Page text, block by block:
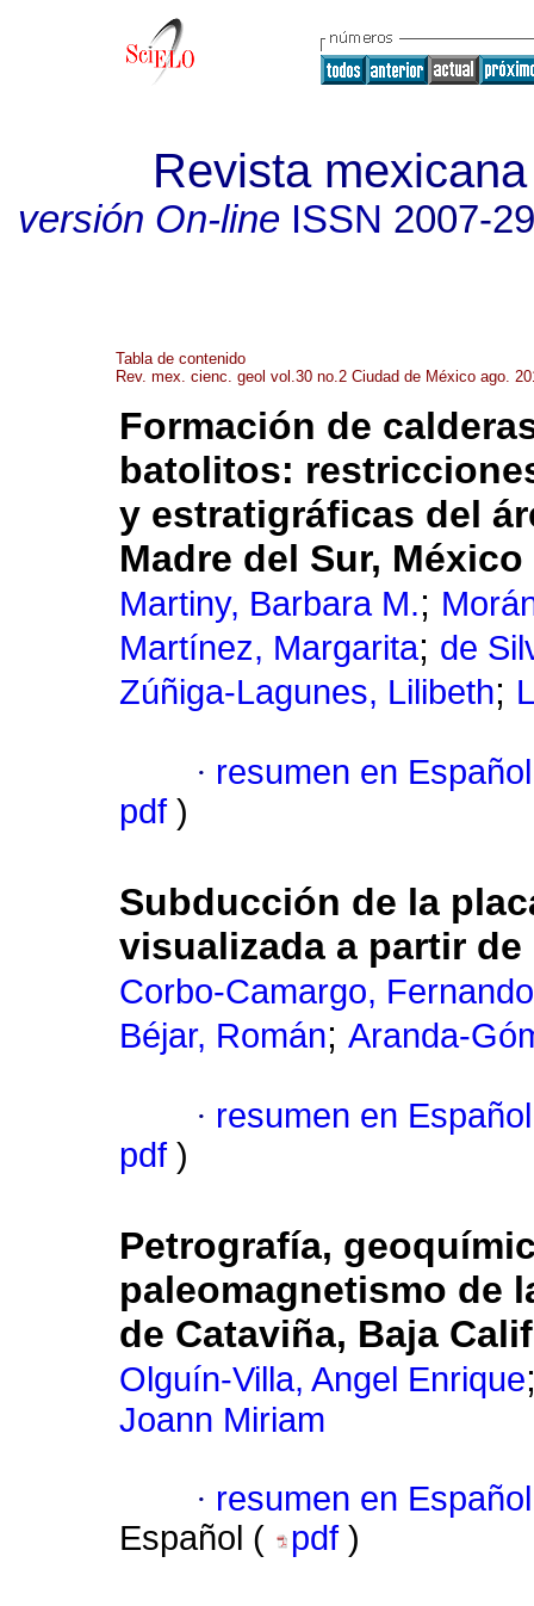
Revista
versión On-lineISSN 2007-
Tabla de contenido
Rev. mex. cienc. geol vol.30 no.2 Ciudad de México ago.
Formación de
batolitos:
y estratigráficas del
Madre del Sur, México
Martiny, Barbara M.;
Martínez, Margarita; de
Zúñiga-Lagunes, Lilibeth;
· resumen en Español
pdf )
Subducción de la
visualizada a partir
Corbo-Camargo, Fernando
Béjar, Román; Aranda-
· resumen en Español
pdf )
Petrografía,
paleomagnetismo de
de Cataviña, Baja
Olguín-Villa, Angel Enrique
Joann Miriam
· resumen en Español
Español (
pdf )